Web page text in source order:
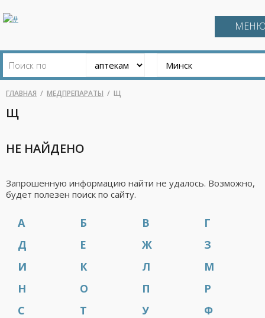
ГЛАВНАЯ МЕДПРЕПАРАТЫ Щ
Щ
НЕ НАЙДЕНО
Запрошенную информацию найти не удалось. Возможно,
будет полезен поиск по сайту.
А Б В
Г
Д
Е Ж
З
И
К Л
М
Н
О П
Р
С
Т У
Ф